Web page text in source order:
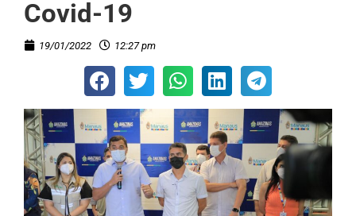
Covid-19
19/01/2022 12:27 pm